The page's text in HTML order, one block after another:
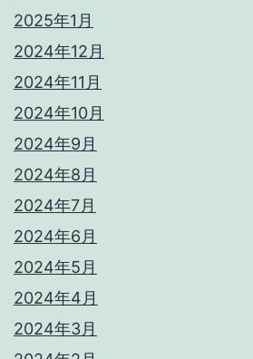
2025年1月
2024年12月
2024年11月
2024年10月
2024年9月
2024年8月
2024年7月
2024年6月
2024年5月
2024年4月
2024年3月